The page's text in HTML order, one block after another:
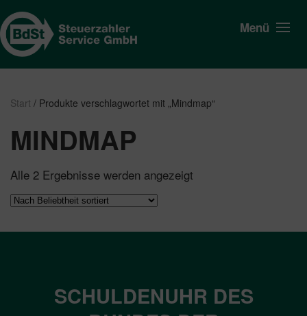
Menü
Start / Produkte verschlagwortet mit „Mindmap“
MINDMAP
Alle 2 Ergebnisse werden angezeigt
SCHULDENUHR DES